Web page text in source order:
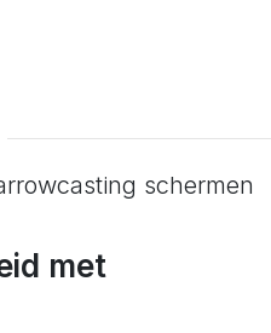
schermen
met